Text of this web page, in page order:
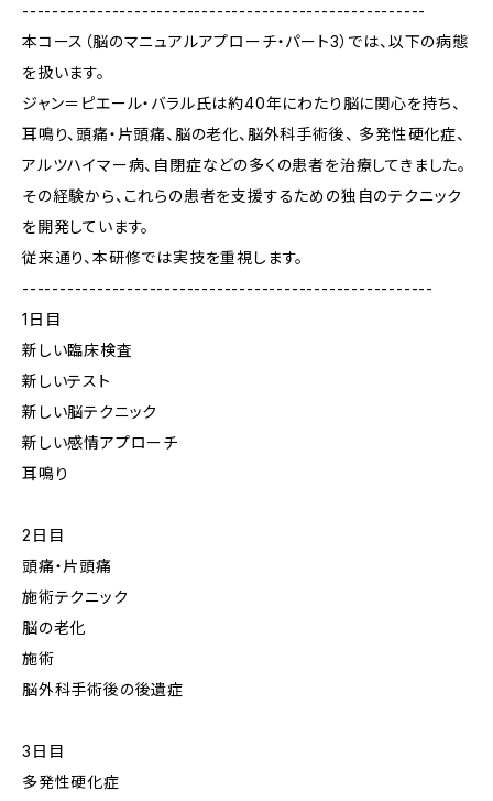
------------------------------------------------------
本コース（脳のマニュアルアプローチ・パート3）では、以下の病態
を扱います。
ジャン＝ピエール・バラル氏は約40年にわたり脳に関心を持ち、
耳鳴り、頭痛・片頭痛、脳の老化、脳外科手術後、 多発性硬化症、
アルツハイマー病、自閉症などの多くの患者を治療してきました。
その経験から、これらの患者を支援するための独自のテクニック
を開発しています。
従来通り、本研修では実技を重視します。
-------------------------------------------------------
1日目
新しい臨床検査
新しいテスト
新しい脳テクニック
新しい感情アプローチ
耳鳴り
2日目
頭痛・片頭痛
施術テクニック
脳の老化
施術
脳外科手術後の後遺症
3日目
多発性硬化症